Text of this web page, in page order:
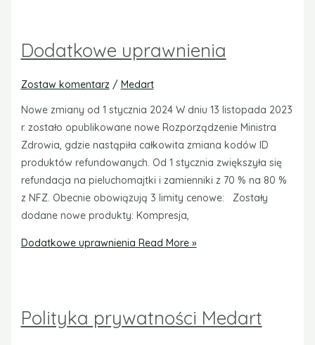
Dodatkowe uprawnienia
Zostaw komentarz / Medart
Nowe zmiany od 1 stycznia 2024 W dniu 13 listopada 2023
r. zostało opublikowane nowe Rozporządzenie Ministra
Zdrowia, gdzie nastąpiła całkowita zmiana kodów ID
produktów refundowanych. Od 1 stycznia zwiększyła się
refundacja na pieluchomajtki i zamienniki z 70 % na 80 %
z NFZ. Obecnie obowiązują 3 limity cenowe: Zostały
dodane nowe produkty: Kompresja,
Dodatkowe uprawnienia Read More »
Polityka prywatności Medart